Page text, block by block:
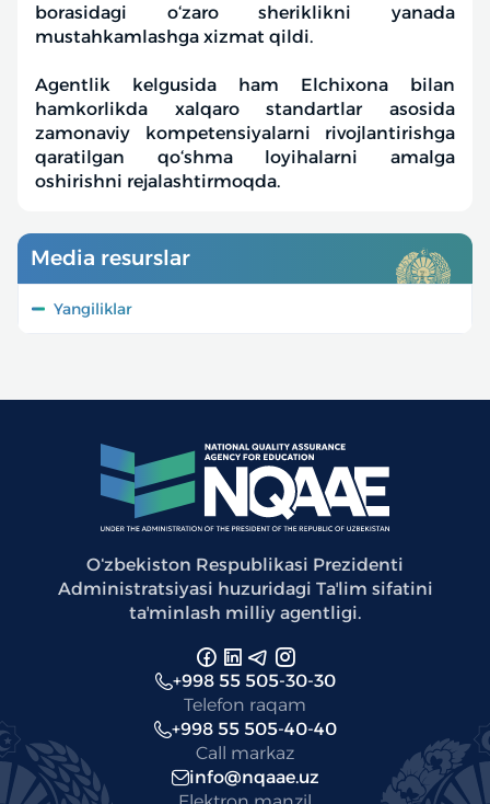
borasidagi o‘zaro sheriklikni yanada
mustahkamlashga xizmat qildi.
Agentlik kelgusida ham Elchixona bilan
hamkorlikda xalqaro standartlar asosida
zamonaviy kompetensiyalarni rivojlantirishga
qaratilgan qo‘shma loyihalarni amalga
oshirishni rejalashtirmoqda.
Media resurslar
Yangiliklar
Oʻzbekiston Respublikasi Prezidenti
Administratsiyasi huzuridagi Taʼlim sifatini
taʼminlash milliy agentligi.
+998 55 505-30-30
Telefon raqam
+998 55 505-40-40
Call markaz
info@nqaae.uz